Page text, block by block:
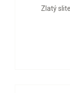
Zlatý